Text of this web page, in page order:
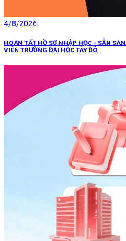
4/8/2026
HOÀN TẤT HỒ SƠ NHẬP HỌC - SẴN
VIÊN TRƯỜNG ĐẠI HỌC TÂY ĐÔ